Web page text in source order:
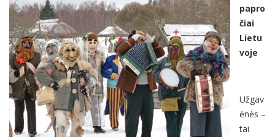
papro
čiai
Lietu
voje
Užgav
ėnės –
tai